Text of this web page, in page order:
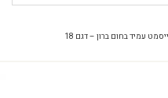
עמיד בחום ברון – דגם 18